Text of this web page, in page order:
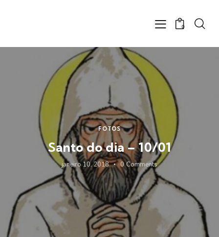
0
FOTOS
Santo do dia – 10/01
janeiro 10, 2018 0 Comments